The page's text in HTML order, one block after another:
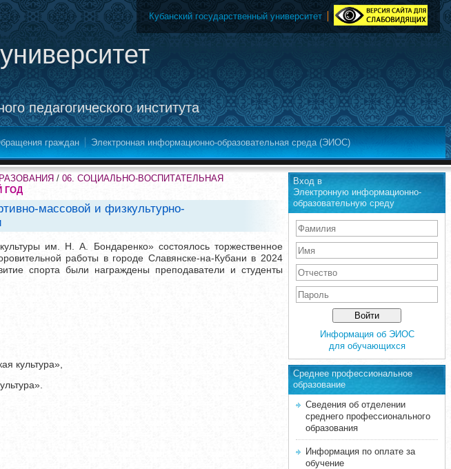
педагогического института
Кубанский государственный университет
граждан Электронная информационно-образовательная среда (ЭИОС)
/ 06. СОЦИАЛЬНО-ВОСПИТАТЕЛЬНАЯ
ГОД
массовой и физкультурно-
им. Н. А. Бондаренко» состоялось торжественное
работы в городе Славянске-на-Кубани в 2024
спорта были награждены преподаватели и студенты
культура»,
Вход в
Электронную информационно-
образовательную среду
Информация об ЭИОС
для обучающихся
Среднее професcиональное
образование
Сведения об отделении
среднего профессионального
образования
Информация по оплате за
обучение